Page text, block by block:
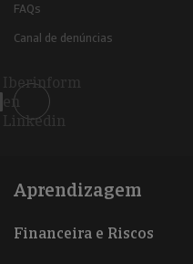
FAQs
Canal de denúncias
Iberinform
en
Linkedin
Aprendizagem
Financeira e Riscos